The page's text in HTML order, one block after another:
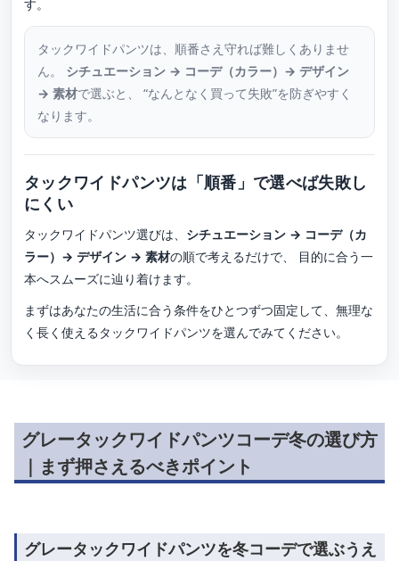
す。
タックワイドパンツは、順番さえ守れば難しくありませ
ん。 シチュエーション → コーデ（カラー）→ デザイン
→ 素材で選ぶと、 “なんとなく買って失敗”を防ぎやすく
なります。
タックワイドパンツは「順番」で選べば失敗し
にくい
タックワイドパンツ選びは、 シチュエーション → コーデ（カ
ラー）→ デザイン → 素材の順で考えるだけで、 目的に合う一
本へスムーズに辿り着けます。
まずはあなたの生活に合う条件をひとつずつ固定して、無理な
く長く使えるタックワイドパンツを選んでみてください。
グレータックワイドパンツコーデ冬の選び方
｜まず押さえるべきポイント
グレータックワイドパンツを冬コーデで選ぶうえ